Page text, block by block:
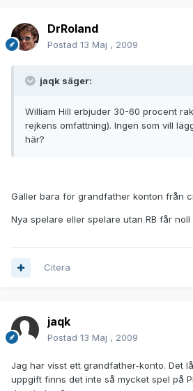
DrRoland
Postad 13 Maj , 2009
jaqk säger:
William Hill erbjuder 30-60 procent
rejkens omfattning). Ingen som vill
här?
Gäller bara för grandfather konton från
Nya spelare eller spelare utan RB får noll
Citera
jaqk
Postad 13 Maj , 2009
Jag har visst ett grandfather-konto. Det
uppgift finns det inte så mycket spel på